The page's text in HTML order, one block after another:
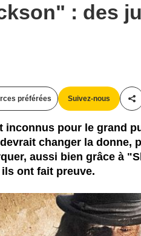
: des
préférées Suivez-nous
inconnus pour le grand
changer la donne,
aussi bien grâce à
ont fait preuve.